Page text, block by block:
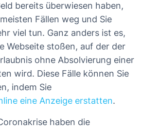
bereits überwiesen haben,
Fällen weg und Sie
viel tun. Ganz anders ist es,
Webseite stoßen, auf der der
ohne Absolvierung einer
wird. Diese Fälle können Sie
indem Sie
eine Anzeige erstatten.
haben die